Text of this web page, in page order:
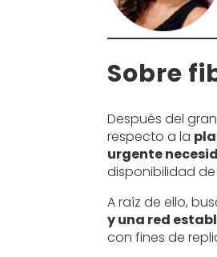
Sobre
Después del gran
respecto a la
urgente
disponibilidad
A raíz de ello,
y una red
con fines de